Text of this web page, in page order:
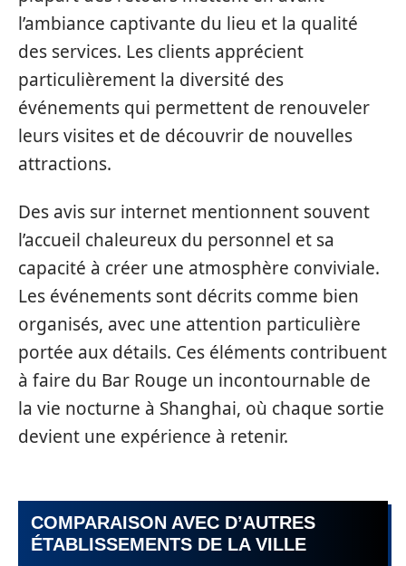
l’ambiance captivante du lieu et la qualité
des services. Les clients apprécient
particulièrement la diversité des
événements qui permettent de renouveler
leurs visites et de découvrir de nouvelles
attractions.
Des avis sur internet mentionnent souvent
l’accueil chaleureux du personnel et sa
capacité à créer une atmosphère conviviale.
Les événements sont décrits comme bien
organisés, avec une attention particulière
portée aux détails. Ces éléments contribuent
à faire du Bar Rouge un incontournable de
la vie nocturne à Shanghai, où chaque sortie
devient une expérience à retenir.
COMPARAISON AVEC D’AUTRES
ÉTABLISSEMENTS DE LA VILLE